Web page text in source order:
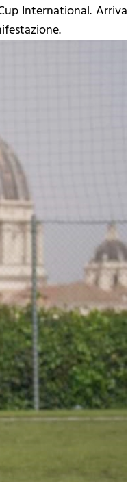
International. Arriva